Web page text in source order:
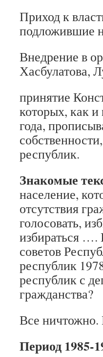
Приход к
подложившие
Внедрение в
Хасбулатова,
принятие
которых, как
года,
республик.
Знакомые
население,
отсутствия
голосовать,
избираться ….
советов
республик
республик с
гражданства?
Все ничтожно.
Период 1985-